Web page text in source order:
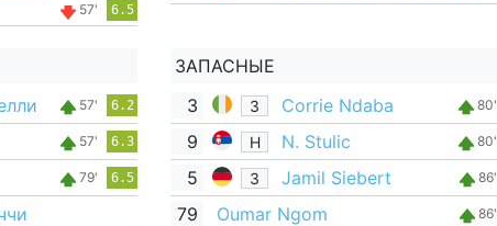
57' 6.5
57' 6.2
57' 6.3
79' 6.5
ЗАПАСНЫЕ
3
З Corrie Ndaba 80'
9 Н N. Stulic 80'
5 З Jamil Siebert 86'
79 Oumar Ngom 86'